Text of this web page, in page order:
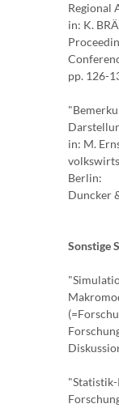
Regional
in: K.
pp. 126-
in: M.
Berlin:
Duncker
Sonstige